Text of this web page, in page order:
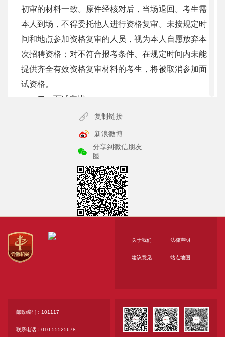
初审的材料一致。原件经核对后，当场退回。考生需
本人到场，不得委托他人进行资格复审。未按规定时
间和地点参加资格复审的人员，视为本人自愿放弃本
次招聘资格；对不符合报考条件、在规定时间内未能
提供齐全有效资格复审材料的考生，将被取消参加面
试资格。
二、面试安排
（一）时间：6月11、12日（具体时间详见附件
（二）地点：北京市通州区留庄路1号院1号楼北
京市文化和旅游局指定会议室（另行通知）
（三）面试形式：结构化面试
由考生按照面试前抽签顺序进入考场，回答面试
（四）面试时间：15分钟
通过资格复审的考生，请携带本人身份证原件按
对应岗位面试场次于上午8:00/下午13:00前到达候考
室进行入闱封闭管理。入闱封闭管理开始后，迟到考
作，报考同一岗位面试人员以抽签形式确定面试顺
复制链接
新浪微博
分享到微信朋友
圈
关于我们 法律声明
建议意见 站点地图
邮政编码：101117
联系电话：010-55525678